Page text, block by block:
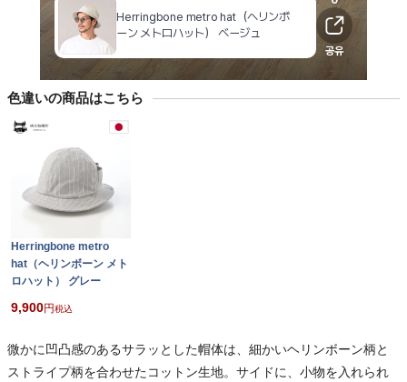
色違いの商品はこちら
Herringbone metro
hat（ヘリンボーン メト
ロハット） グレー
9,900 税込
微かに凹凸感のあるサラッとした帽体は、細かいヘリンボーン柄と
ストライプ柄を合わせたコットン生地。サイドに、小物を入れられ